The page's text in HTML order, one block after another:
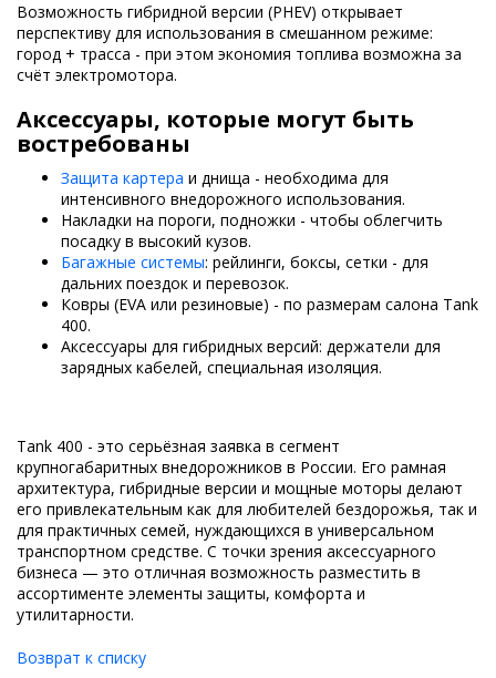
Возможность гибридной версии (PHEV) открывает
перспективу для использования в смешанном режиме:
город + трасса - при этом экономия топлива возможна за
счёт электромотора.
Аксессуары, которые могут быть
востребованы
Защита картера и днища - необходима для
интенсивного внедорожного использования.
Накладки на пороги, подножки - чтобы облегчить
посадку в высокий кузов.
Багажные системы: рейлинги, боксы, сетки - для
дальних поездок и перевозок.
Ковры (EVA или резиновые) - по размерам салона Tank
400.
Аксессуары для гибридных версий: держатели для
зарядных кабелей, специальная изоляция.
Tank 400 - это серьёзная заявка в сегмент
крупногабаритных внедорожников в России. Его рамная
архитектура, гибридные версии и мощные моторы делают
его привлекательным как для любителей бездорожья, так и
для практичных семей, нуждающихся в универсальном
транспортном средстве. С точки зрения аксессуарного
бизнеса — это отличная возможность разместить в
ассортименте элементы защиты, комфорта и
утилитарности.
Возврат к списку